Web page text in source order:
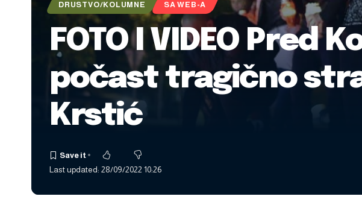
DRUSTVO/KOLUMNE SA WEB-A
FOTO I VIDEO Pred
počast tragično
Krstić
Last updated: 28/09/2022 10:26